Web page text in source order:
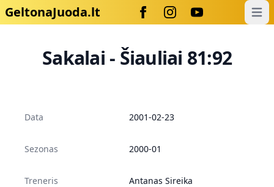
GeltonaJuoda.lt
Sakalai - Šiauliai 81:92
Data 2001-02-23
Sezonas 2000-01
Treneris Antanas Sireika